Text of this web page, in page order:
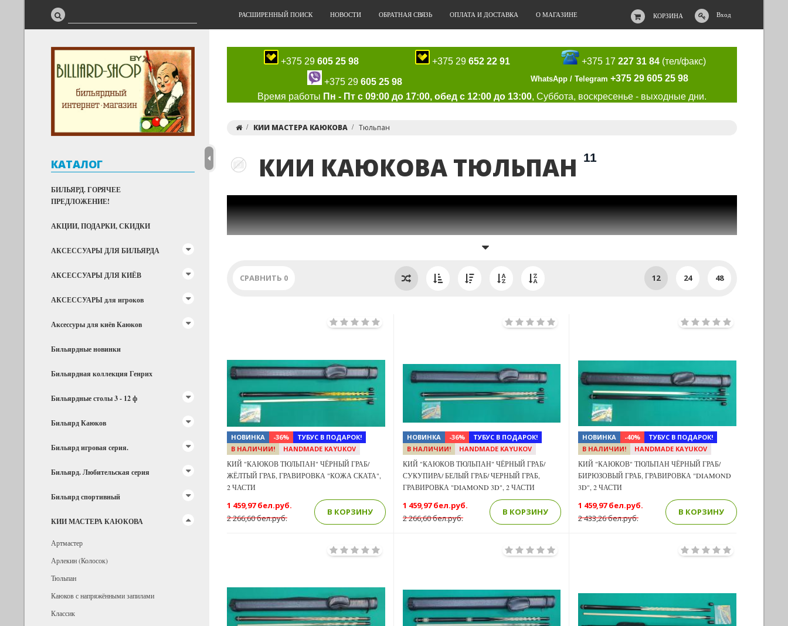
КОРЗИНА Вход
РАСШИРЕННЫЙ ПОИСК НОВОСТИ ОБРАТНАЯ СВЯЗЬ ОПЛАТА И ДОСТАВКА О МАГАЗИНЕ
КАТАЛОГ
БИЛЬЯРД. ГОРЯЧЕЕ
ПРЕДЛОЖЕНИЕ!
АКЦИИ, ПОДАРКИ, СКИДКИ
АКСЕССУАРЫ ДЛЯ БИЛЬЯРДА
АКСЕССУАРЫ ДЛЯ КИЁВ
АКСЕССУАРЫ для игроков
Аксессуры для киёв Каюков
Бильярдные новинки
Бильярдная коллекция Генрих
Бильярдные столы 3 - 12 ф
Бильярд Каюков
Бильярд игровая серия.
Бильярд. Любительская серия
Бильярд спортивный
КИИ МАСТЕРА КАЮКОВА
Артмастер
Арлекин (Колосок)
Тюльпан
Каюков с напряжёнными запилами
Классик
+375 29 605 25 98 +375 29 652 22 91 +375 17227 31 84 (тел/факс)
+375 29 605 25 98 WhatsApp / Telegram +375 29 605 25 98
Время работы Пн - Пт с 09:00 до 17:00, обед с 12:00 до 13:00, Суббота, воскресенье - выходные дни.
КИИ МАСТЕРА КАЮКОВА Тюльпан
КИИ КАЮКОВА ТЮЛЬПАН 11
СРАВНИТЬ 0 12 24 48
Previous Next
НОВИНКА -36%
ТУБУС В ПОДАРОК!
В НАЛИЧИИ!
HANDMADE KAYUKOV
КИЙ "КАЮКОВ ТЮЛЬПАН" ЧЁРНЫЙ ГРАБ/
ЖЁЛТЫЙ ГРАБ, ГРАВИРОВКА "КОЖА СКАТА",
2 ЧАСТИ
2 266,60 бел.руб.
1 459,97 бел.руб.
В КОРЗИНУ
Previous Next
НОВИНКА -36%
ТУБУС В ПОДАРОК!
В НАЛИЧИИ!
HANDMADE KAYUKOV
КИЙ "КАЮКОВ ТЮЛЬПАН" ЧЁРНЫЙ ГРАБ/
СУКУПИРА/ БЕЛЫЙ ГРАБ/ ЧЕРНЫЙ ГРАБ,
ГРАВИРОВКА "DIAMOND 3D", 2 ЧАСТИ
2 266,60 бел.руб.
1 459,97 бел.руб.
В КОРЗИНУ
Previous
НОВИНКА -40%
ТУБУС В ПОДАРОК!
В НАЛИЧИИ!
HANDMADE KAYUKOV
КИЙ "КАЮКОВ" ТЮЛЬПАН ЧЁРНЫЙ ГРАБ/
БИРЮЗОВЫЙ ГРАБ, ГРАВИРОВКА "DIAMOND
3D", 2 ЧАСТИ
2 433,26 бел.руб.
1 459,97 бел.руб.
В КОРЗИНУ
Previous Next
Previous Next
Previous